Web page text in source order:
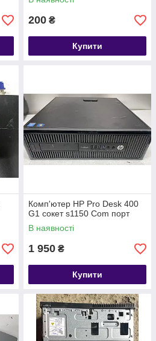
200 ₴
Купити
Комп'ютер HP Pro Desk 400
G1 сокет s1150 Com порт
В наявності
1 950 ₴
Купити